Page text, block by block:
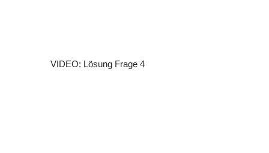
VIDEO: Lösung Frage 4